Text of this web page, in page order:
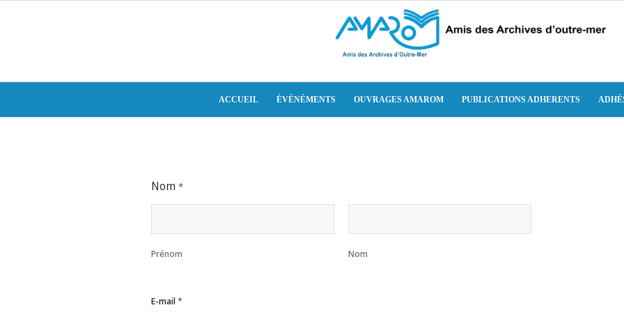
ACCUEIL ÉVÉNÉMENTS OUVRAGES AMAROM PUBLICATIONS ADHERENTS
Nom *
Prénom Nom
E-mail*